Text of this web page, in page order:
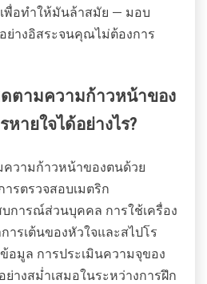
พื่อทำให้มันล้าสมัย — มอบ
ย่างอิสระจนคุณไม่ต้องการ
ตามความก้าวหน้าของ
ายใจได้อย่างไร?
วามก้าวหน้าของตนด้วย
รตรวจสอบเมตริก
การณ์ส่วนบุคคล การใช้เครื่อง
ารเต้นของหัวใจและสไปโร
อมูล การประเมินความจุของ
างสม่ำเสมอในระหว่างการฝึก